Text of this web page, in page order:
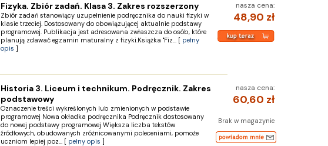
nasza cena:
48,90 zł
Fizyka. Zbiór zadań. Klasa 3. Zakres rozszerzony
Zbiór zadań stanowiący uzupełnienie podręcznika do nauki fizyki w
klasie trzeciej. Dostosowany do obowiązującej aktualnie podstawy
programowej. Publikacja jest adresowana zwłaszcza do osób, które
planują zdawać egzamin maturalny z fizyki.Książka "Fiz... [ pełny
opis ]
nasza cena:
60,60 zł
Brak w magazynie
Historia 3. Liceum i technikum. Podręcznik. Zakres
podstawowy
Oznaczenie treści wykreślonych lub zmienionych w podstawie
programowej Nowa okładka podręcznika Podręcznik dostosowany
do nowej podstawy programowej Większa liczba tekstów
źródłowych, obudowanych zróżnicowanymi poleceniami, pomoże
uczniom lepiej poz... [ pełny opis ]